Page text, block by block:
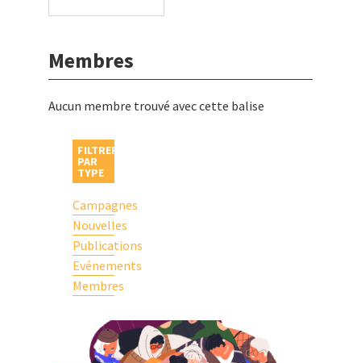
Membres
Aucun membre trouvé avec cette balise
FILTRER
PAR
TYPE
Campagnes
Nouvelles
Publications
Evénements
Membres